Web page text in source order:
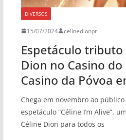
DIVERSOS
15/07/2024 celinedionpt
Espetáculo tributo
Dion no Casino
Casino da Póvoa
Chega em novembro ao
espetáculo “Céline I’m Alive”,
Céline Dion para todos os